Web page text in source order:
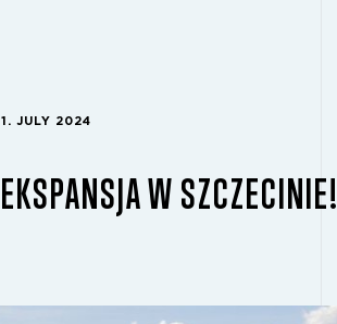
1. JULY 2024
EKSPANSJA W SZCZECINIE!